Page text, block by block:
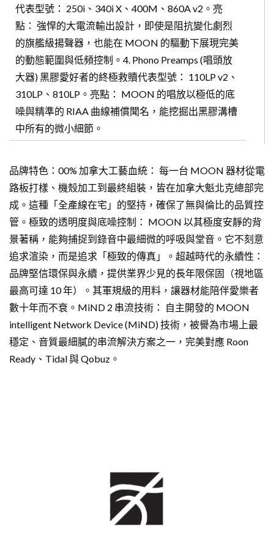
代表型號： 250i、340i X、400M、860A v2。亮
點： 強悍的大電流輸出設計，即使是阻抗變化劇烈
的旗艦級揚聲器，也能在 MOON 的驅動下展現完美
的動態範圍與低頻控制。4. Phono Preamps (唱頭放
大器) 黑膠愛好者的終極救贖代表型號： 110LP v2、
310LP、810LP。亮點： MOON 的唱放以極低的底
噪與精準的 RIAA 曲線補償聞名，能挖掘出黑膠溝槽
中所有的微小細節。
品牌特色：00% 加拿大工藝血統： 每一台 MOON 器材從電
路板打樣、機殼加工到最終組裝，皆在加拿大魁北克總部完
成。這種「全產線在宅」的堅持，確保了無與倫比的品質控
管。極致的透明度與底噪控制： MOON 以其極度安靜的背
景著稱，能夠捕捉到錄音中最細微的呼吸與堂音。它不刻意
追求渲染，而是追求「極致的傳真」。超越時代的永續性：
品牌堅信環保與永續，提供業界少見的長年限保固（視地區
最高可達 10 年）。其軍規級的用料，讓器材能陪伴愛樂者
數十年而不衰。MiND 2 串流技術： 自主開發的 MOON
intelligent Network Device (MiND) 技術，被譽為市場上最
穩定、音質最細膩的串流解決方案之一，完美對應 Roon
Ready、Tidal 與 Qobuz。